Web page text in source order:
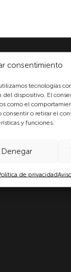
consentimiento
tecnologías
del dispositivo. El
como el
consentir o retirar el
y funciones.
Denegar
de privacidad